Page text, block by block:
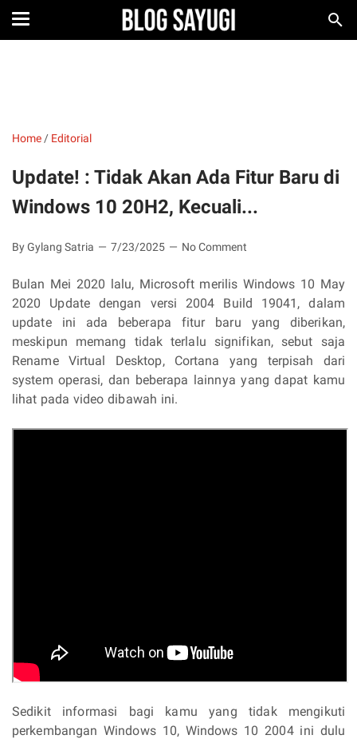
Home / Editorial
Update! : Tidak Akan Ada Fitur Baru di
Windows 10 20H2, Kecuali...
By Gylang Satria 7/23/2025 No Comment
Bulan Mei 2020 lalu, Microsoft merilis Windows 10 May
2020 Update dengan versi 2004 Build 19041, dalam
update ini ada beberapa fitur baru yang diberikan,
meskipun memang tidak terlalu signifikan, sebut saja
Rename Virtual Desktop, Cortana yang terpisah dari
system operasi, dan beberapa lainnya yang dapat kamu
lihat pada video dibawah ini.
Sedikit informasi bagi kamu yang tidak mengikuti
perkembangan Windows 10, Windows 10 2004 ini dulu